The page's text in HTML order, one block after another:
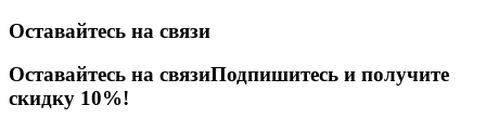
Оставайтесь на связи
Оставайтесь на связиПодпишитесь и получите
скидку 10%!